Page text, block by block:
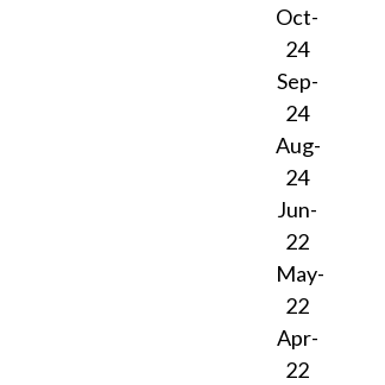
Oct-
24
Sep-
24
Aug-
24
Jun-
22
May-
22
Apr-
22